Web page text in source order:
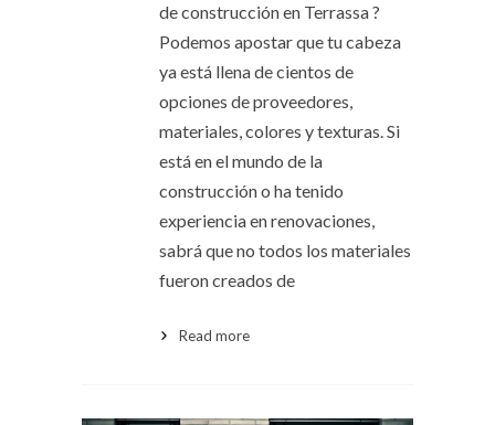
de construcción en Terrassa ?
Podemos apostar que tu cabeza
ya está llena de cientos de
opciones de proveedores,
materiales, colores y texturas. Si
está en el mundo de la
construcción o ha tenido
experiencia en renovaciones,
sabrá que no todos los materiales
fueron creados de
Read more